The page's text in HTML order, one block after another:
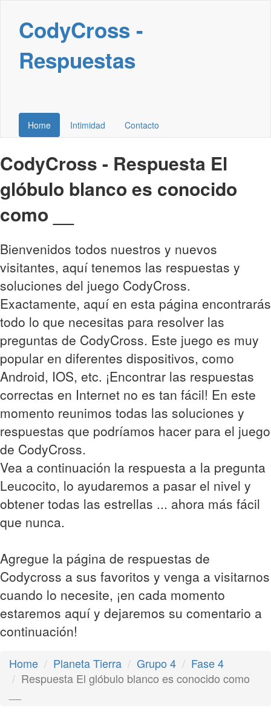
CodyCross -
Respuestas
Home Intimidad Contacto
CodyCross - Respuesta El
glóbulo blanco es conocido
como __
Bienvenidos todos nuestros y nuevos
visitantes, aquí tenemos las respuestas y
soluciones del juego CodyCross.
Exactamente, aquí en esta página encontrarás
todo lo que necesitas para resolver las
preguntas de CodyCross. Este juego es muy
popular en diferentes dispositivos, como
Android, IOS, etc. ¡Encontrar las respuestas
correctas en Internet no es tan fácil! En este
momento reunimos todas las soluciones y
respuestas que podríamos hacer para el juego
de CodyCross.
Vea a continuación la respuesta a la pregunta
Leucocito, lo ayudaremos a pasar el nivel y
obtener todas las estrellas ... ahora más fácil
que nunca.
Agregue la página de respuestas de
Codycross a sus favoritos y venga a visitarnos
cuando lo necesite, ¡en cada momento
estaremos aquí y dejaremos su comentario a
continuación!
Home Planeta Tierra Grupo 4
Fase 4
Respuesta El glóbulo blanco es conocido como